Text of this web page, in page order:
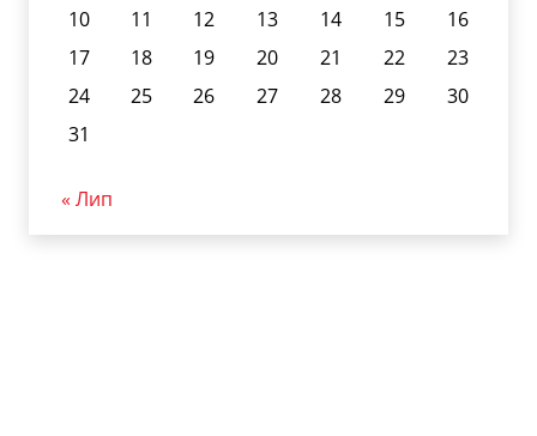
10
11 12 13 14 15
16
17
18 19 20 21 22
23
24
25 26 27 28 29
30
31
« Лип